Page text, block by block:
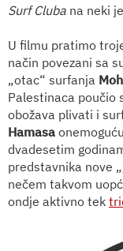
Surf Cluba na neki
U filmu pratimo
način povezani sa
„otac“ surfanja
Palestinaca poučio
obožava plivati i
Hamasa
dvadesetim
predstavnika nove
nečem takvom
ondje aktivno tek